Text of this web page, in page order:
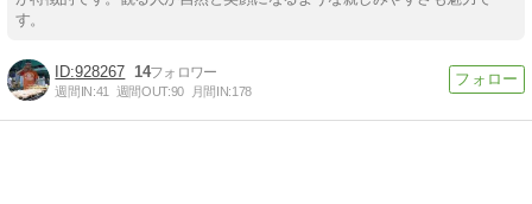
す。
928267 14
週間IN:41 週間OUT:90 月間IN:178